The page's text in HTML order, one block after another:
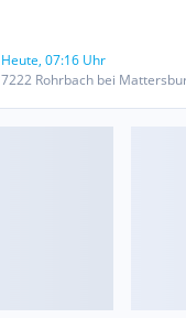
Heute, 07:16 Uhr
7222 Rohrbach bei